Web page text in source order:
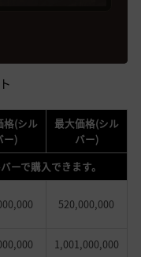
格(シル
ー)
最大価格(シル
バー)
ーで購入できます。
520,000,000
1,001,000,000